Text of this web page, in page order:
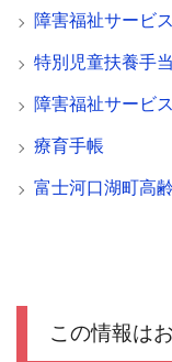
障害福祉サービ
特別児童扶養手当
障害福祉サービ
療育手帳
富士河口湖町高
この情報は